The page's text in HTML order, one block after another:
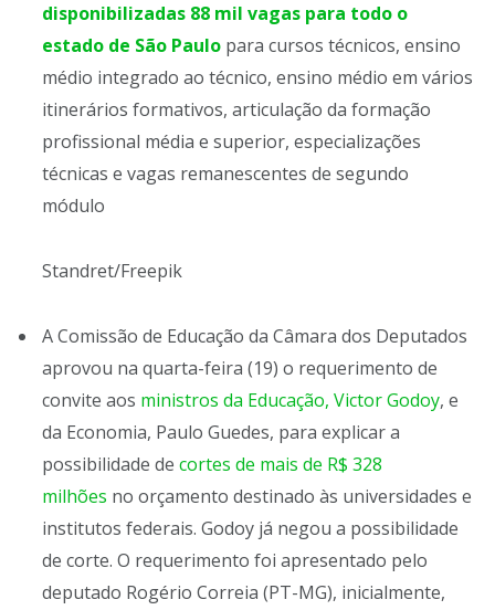
disponibilizadas 88 mil vagas para todo o
estado de São Paulo para cursos técnicos, ensino
médio integrado ao técnico, ensino médio em vários
itinerários formativos, articulação da formação
profissional média e superior, especializações
técnicas e vagas remanescentes de segundo
módulo
Standret/Freepik
A Comissão de Educação da Câmara dos Deputados
aprovou na quarta-feira (19) o requerimento de
convite aos ministros da Educação, Victor Godoy, e
da Economia, Paulo Guedes, para explicar a
possibilidade de cortes de mais de R$ 328
milhões no orçamento destinado às universidades e
institutos federais. Godoy já negou a possibilidade
de corte. O requerimento foi apresentado pelo
deputado Rogério Correia (PT-MG), inicialmente,